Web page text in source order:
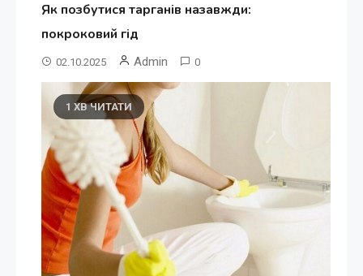
Як позбутися тарганів назавжди:
покроковий гід
02.10.2025 Admin 0
1 ХВ ЧИТАТИ